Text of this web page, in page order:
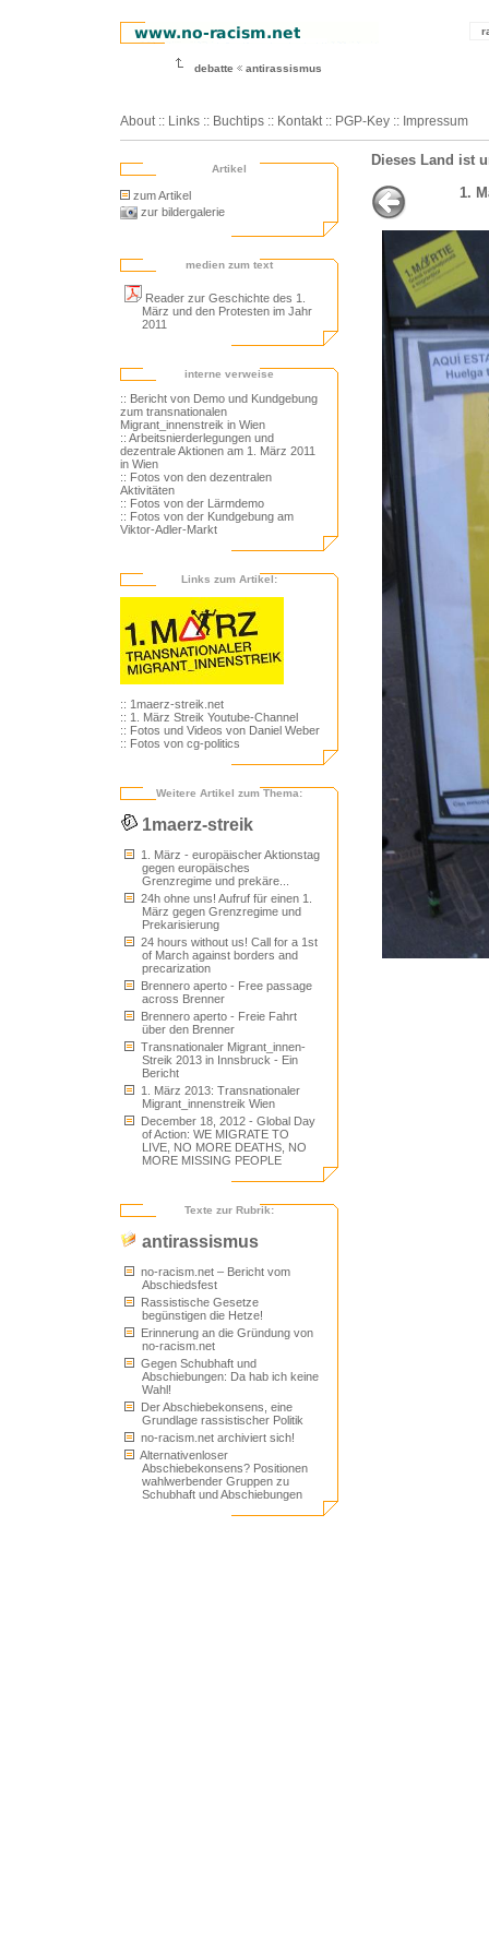
debatte antirassismus
About :: Links :: Buchtips :: Kontakt :: PGP-Key :: Impressum
Artikel
zum Artikel
zur bildergalerie
medien zum text
Reader zur Geschichte des 1.
März und den Protesten im Jahr
2011
interne verweise
:: Bericht von Demo und Kundgebung
zum transnationalen
Migrant_innenstreik in Wien
:: Arbeitsnierderlegungen und
dezentrale Aktionen am 1. März 2011
in Wien
:: Fotos von den dezentralen
Aktivitäten
:: Fotos von der Lärmdemo
:: Fotos von der Kundgebung am
Viktor-Adler-Markt
Links zum Artikel:
:: 1maerz-streik.net
:: 1. März Streik Youtube-Channel
:: Fotos und Videos von Daniel Weber
:: Fotos von cg-politics
Weitere Artikel zum Thema:
1maerz-streik
1. März - europäischer Aktionstag
gegen europäisches
Grenzregime und prekäre...
24h ohne uns! Aufruf für einen 1.
März gegen Grenzregime und
Prekarisierung
24 hours without us! Call for a 1st
of March against borders and
precarization
Brennero aperto - Free passage
across Brenner
Brennero aperto - Freie Fahrt
über den Brenner
Transnationaler Migrant_innen-
Streik 2013 in Innsbruck - Ein
Bericht
1. März 2013: Transnationaler
Migrant_innenstreik Wien
December 18, 2012 - Global Day
of Action: WE MIGRATE TO
LIVE, NO MORE DEATHS, NO
MORE MISSING PEOPLE
Texte zur Rubrik:
antirassismus
no-racism.net – Bericht vom
Abschiedsfest
Rassistische Gesetze
begünstigen die Hetze!
Erinnerung an die Gründung von
no-racism.net
Gegen Schubhaft und
Abschiebungen: Da hab ich keine
Wahl!
Der Abschiebekonsens, eine
Grundlage rassistischer Politik
no-racism.net archiviert sich!
Alternativenloser
Abschiebekonsens? Positionen
wahlwerbender Gruppen zu
Schubhaft und Abschiebungen
Dieses Land ist
1.